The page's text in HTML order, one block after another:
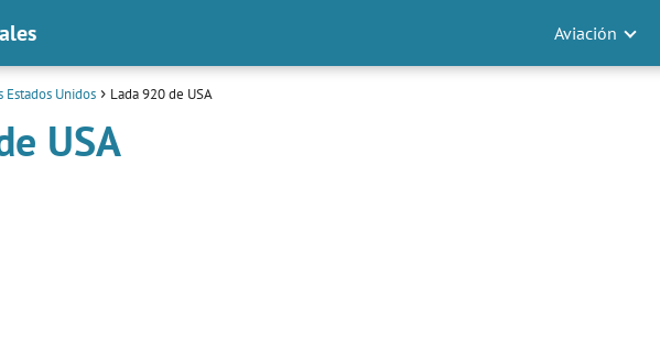
Aviación
Estados Unidos Lada 920 de USA
USA